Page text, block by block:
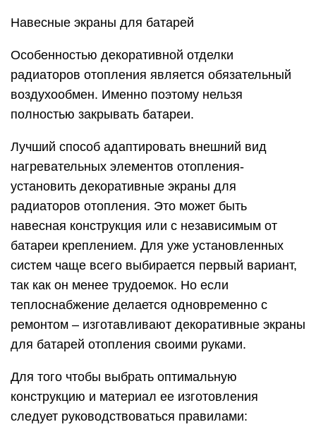
Навесные экраны для батарей
Особенностью декоративной отделки
радиаторов отопления является обязательный
воздухообмен. Именно поэтому нельзя
полностью закрывать батареи.
Лучший способ адаптировать внешний вид
нагревательных элементов отопления-
установить декоративные экраны для
радиаторов отопления. Это может быть
навесная конструкция или с независимым от
батареи креплением. Для уже установленных
систем чаще всего выбирается первый вариант,
так как он менее трудоемок. Но если
теплоснабжение делается одновременно с
ремонтом – изготавливают декоративные экраны
для батарей отопления своими руками.
Для того чтобы выбрать оптимальную
конструкцию и материал ее изготовления
следует руководствоваться правилами: